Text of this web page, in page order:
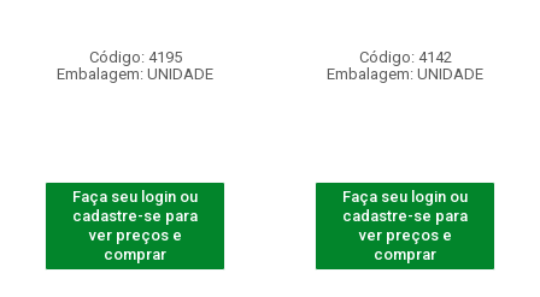
Código: 4195
Embalagem: UNIDADE
Faça seu login ou
cadastre-se para
ver preços e
comprar
Código: 4142
Embalagem: UNIDADE
Faça seu login ou
cadastre-se para
ver preços e
comprar